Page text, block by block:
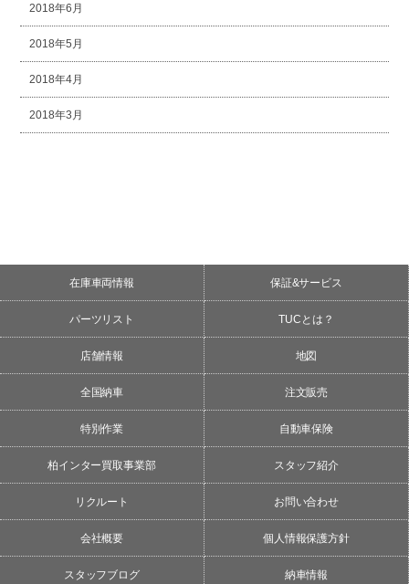
2018年6月
2018年5月
2018年4月
2018年3月
在庫車両情報 保証&サービス
パーツリスト TUCとは？
店舗情報 地図
全国納車 注文販売
特別作業 自動車保険
柏インター買取事業部 スタッフ紹介
リクルート お問い合わせ
会社概要 個人情報保護方針
スタッフブログ 納車情報